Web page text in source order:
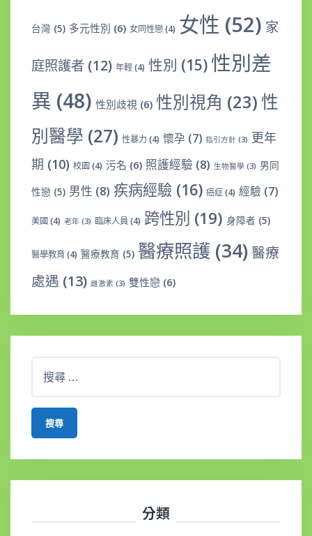
台灣 (5) 多元性別 (6) 女同性戀(4) 女性 (52) 家
庭照護者 (12) 年輕(4) 性別 (15) 性別差
異 (48) 性別歧視 (6) 性別視角 (23) 性
別醫學 (27) 性暴力(4) 懷孕 (7) 指引方針 (3) 更年
期 (10) 校園(4) 污名 (6) 照護經驗 (8) 生物醫學 (3) 男同
性戀 (5) 男性 (8) 疾病經驗 (16) 癌症(4) 經驗 (7)
美國(4) 老年 (3) 臨床人員 (4) 跨性別 (19) 身障者 (5)
醫學教育(4) 醫療教育 (5) 醫療照護 (34) 醫療
處遇 (13) 雌激素 (3) 雙性戀 (6)
尋
：
分類